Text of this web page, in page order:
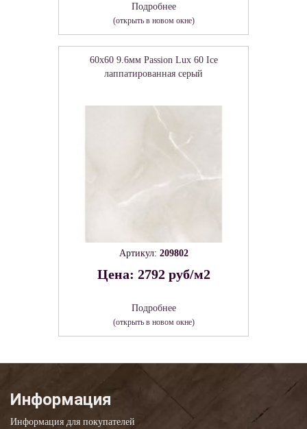
Подробнее
(открыть в новом окне)
60x60 9.6мм Passion Lux 60 Ice
лаппатированная серый
Артикул: 209802
Цена: 2792 руб/м2
Подробнее
(открыть в новом окне)
Информация
Информация для покупателей